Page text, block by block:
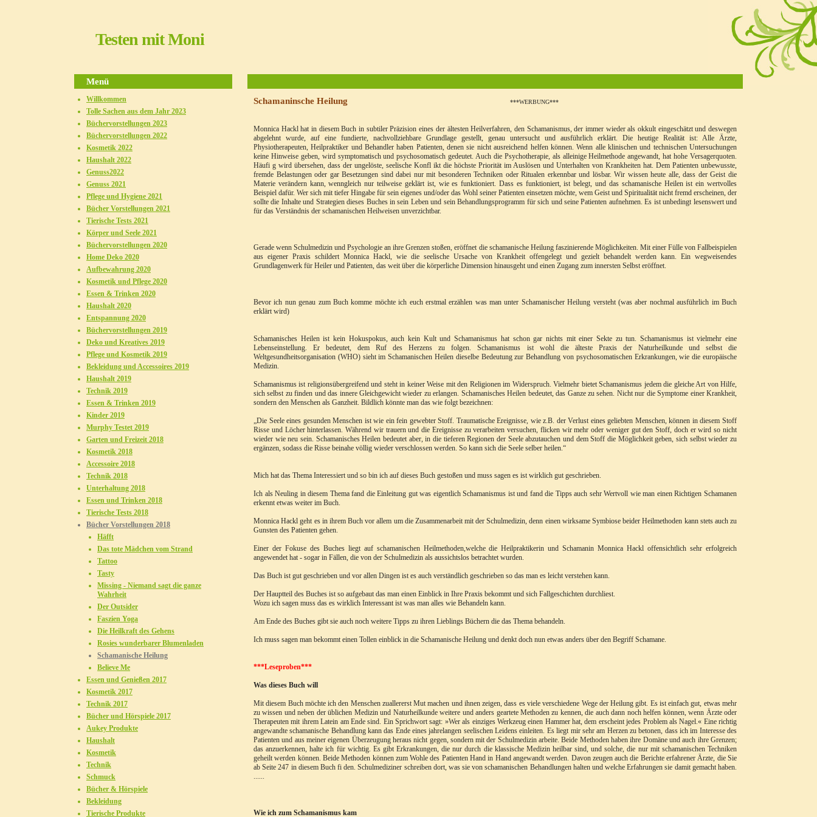
Testen mit Moni
Schamaninsche Heilung ***WERBUNG***
Monnica Hackl hat in diesem Buch in subtiler Präzision eines der ältesten Heilverfahren, den Schamanismus, der immer wieder als okkult eingeschätzt und deswegen
abgelehnt wurde, auf eine fundierte, nachvollziehbare Grundlage gestellt, genau untersucht und ausführlich erklärt. Die heutige Realität ist: Alle Ärzte,
Physiotherapeuten, Heilpraktiker und Behandler haben Patienten, denen sie nicht ausreichend helfen können. Wenn alle klinischen und technischen Untersuchungen
keine Hinweise geben, wird symptomatisch und psychosomatisch gedeutet. Auch die Psychotherapie, als alleinige Heilmethode angewandt, hat hohe Versagerquoten.
Häufi g wird übersehen, dass der ungelöste, seelische Konfl ikt die höchste Priorität im Auslösen und Unterhalten von Krankheiten hat. Dem Patienten unbewusste,
fremde Belastungen oder gar Besetzungen sind dabei nur mit besonderen Techniken oder Ritualen erkennbar und lösbar. Wir wissen heute alle, dass der Geist die
Materie verändern kann, wenngleich nur teilweise geklärt ist, wie es funktioniert. Dass es funktioniert, ist belegt, und das schamanische Heilen ist ein wertvolles
Beispiel dafür. Wer sich mit tiefer Hingabe für sein eigenes und/oder das Wohl seiner Patienten einsetzen möchte, wem Geist und Spiritualität nicht fremd erscheinen, der
sollte die Inhalte und Strategien dieses Buches in sein Leben und sein Behandlungsprogramm für sich und seine Patienten aufnehmen. Es ist unbedingt lesenswert und
für das Verständnis der schamanischen Heilweisen unverzichtbar.
Gerade wenn Schulmedizin und Psychologie an ihre Grenzen stoßen, eröffnet die schamanische Heilung faszinierende Möglichkeiten. Mit einer Fülle von Fallbeispielen
aus eigener Praxis schildert Monnica Hackl, wie die seelische Ursache von Krankheit offengelegt und gezielt behandelt werden kann. Ein wegweisendes
Grundlagenwerk für Heiler und Patienten, das weit über die körperliche Dimension hinausgeht und einen Zugang zum innersten Selbst eröffnet.
Bevor ich nun genau zum Buch komme möchte ich euch erstmal erzählen was man unter Schamanischer Heilung versteht (was aber nochmal ausführlich im Buch
erklärt wird)
Schamanisches Heilen ist kein Hokuspokus, auch kein Kult und Schamanismus hat schon gar nichts mit einer Sekte zu tun. Schamanismus ist vielmehr eine
Lebenseinstellung. Er bedeutet, dem Ruf des Herzens zu folgen. Schamanismus ist wohl die älteste Praxis der Naturheilkunde und selbst die
Weltgesundheitsorganisation (WHO) sieht im Schamanischen Heilen dieselbe Bedeutung zur Behandlung von psychosomatischen Erkrankungen, wie die europäische
Medizin.
Schamanismus ist religionsübergreifend und steht in keiner Weise mit den Religionen im Widerspruch. Vielmehr bietet Schamanismus jedem die gleiche Art von Hilfe,
sich selbst zu finden und das innere Gleichgewicht wieder zu erlangen. Schamanisches Heilen bedeutet, das Ganze zu sehen. Nicht nur die Symptome einer Krankheit,
sondern den Menschen als Ganzheit. Bildlich könnte man das wie folgt bezeichnen:
„Die Seele eines gesunden Menschen ist wie ein fein gewebter Stoff. Traumatische Ereignisse, wie z.B. der Verlust eines geliebten Menschen, können in diesem Stoff
Risse und Löcher hinterlassen. Während wir trauern und die Ereignisse zu verarbeiten versuchen, flicken wir mehr oder weniger gut den Stoff, doch er wird so nicht
wieder wie neu sein. Schamanisches Heilen bedeutet aber, in die tieferen Regionen der Seele abzutauchen und dem Stoff die Möglichkeit geben, sich selbst wieder zu
ergänzen, sodass die Risse beinahe völlig wieder verschlossen werden. So kann sich die Seele selber heilen.“
Mich hat das Thema Interessiert und so bin ich auf dieses Buch gestoßen und muss sagen es ist wirklich gut geschrieben.
Ich als Neuling in diesem Thema fand die Einleitung gut was eigentlich Schamanismus ist und fand die Tipps auch sehr Wertvoll wie man einen Richtigen Schamanen
erkennt etwas weiter im Buch.
Monnica Hackl geht es in ihrem Buch vor allem um die Zusammenarbeit mit der Schulmedizin, denn einen wirksame Symbiose beider Heilmethoden kann stets auch zu
Gunsten des Patienten gehen.
Einer der Fokuse des Buches liegt auf schamanischen Heilmethoden,welche die Heilpraktikerin und Schamanin Monnica Hackl offensichtlich sehr erfolgreich
angewendet hat - sogar in Fällen, die von der Schulmedizin als aussichtslos betrachtet wurden.
Das Buch ist gut geschrieben und vor allen Dingen ist es auch verständlich geschrieben so das man es leicht verstehen kann.
Der Hauptteil des Buches ist so aufgebaut das man einen Einblick in Ihre Praxis bekommt und sich Fallgeschichten durchliest.
Wozu ich sagen muss das es wirklich Interessant ist was man alles wie Behandeln kann.
Am Ende des Buches gibt sie auch noch weitere Tipps zu ihren Lieblings Büchern die das Thema behandeln.
Ich muss sagen man bekommt einen Tollen einblick in die Schamanische Heilung und denkt doch nun etwas anders über den Begriff Schamane.
***Leseproben***
Was dieses Buch will
Mit diesem Buch möchte ich den Menschen zuallererst Mut machen und ihnen zeigen, dass es viele verschiedene Wege der Heilung gibt. Es ist einfach gut, etwas mehr
zu wissen und neben der üblichen Medizin und Naturheilkunde weitere und anders geartete Methoden zu kennen, die auch dann noch helfen können, wenn Ärzte oder
Therapeuten mit ihrem Latein am Ende sind. Ein Sprichwort sagt: »Wer als einziges Werkzeug einen Hammer hat, dem erscheint jedes Problem als Nagel.« Eine richtig
angewandte schamanische Behandlung kann das Ende eines jahrelangen seelischen Leidens einleiten. Es liegt mir sehr am Herzen zu betonen, dass ich im Interesse des
Patienten und aus meiner eigenen Überzeugung heraus nicht gegen, sondern mit der Schulmedizin arbeite. Beide Methoden haben ihre Domäne und auch ihre Grenzen;
das anzuerkennen, halte ich für wichtig. Es gibt Erkrankungen, die nur durch die klassische Medizin heilbar sind, und solche, die nur mit schamanischen Techniken
geheilt werden können. Beide Methoden können zum Wohle des Patienten Hand in Hand angewandt werden. Davon zeugen auch die Berichte erfahrener Ärzte, die Sie
ab Seite 247 in diesem Buch fi den. Schulmediziner schreiben dort, was sie von schamanischen Behandlungen halten und welche Erfahrungen sie damit gemacht haben.
......
Wie ich zum Schamanismus kam
Menü
Willkommen
Tolle Sachen aus dem Jahr 2023
Büchervorstellungen 2023
Büchervorstellungen 2022
Kosmetik 2022
Haushalt 2022
Genuss2022
Genuss 2021
Pflege und Hygiene 2021
Bücher Vorstellungen 2021
Tierische Tests 2021
Körper und Seele 2021
Büchervorstellungen 2020
Home Deko 2020
Aufbewahrung 2020
Kosmetik und Pflege 2020
Essen & Trinken 2020
Haushalt 2020
Entspannung 2020
Büchervorstellungen 2019
Deko und Kreatives 2019
Pflege und Kosmetik 2019
Bekleidung und Accessoires 2019
Haushalt 2019
Technik 2019
Essen & Trinken 2019
Kinder 2019
Murphy Testet 2019
Garten und Freizeit 2018
Kosmetik 2018
Accessoire 2018
Technik 2018
Unterhaltung 2018
Essen und Trinken 2018
Tierische Tests 2018
Bücher Vorstellungen 2018
Häfft
Das tote Mädchen vom Strand
Tattoo
Tasty
Missing - Niemand sagt die ganze
Wahrheit
Der Outsider
Faszien Yoga
Die Heilkraft des Gehens
Rosies wunderbarer Blumenladen
Schamanische Heilung
Believe Me
Essen und Genießen 2017
Kosmetik 2017
Technik 2017
Bücher und Hörspiele 2017
Aukey Produkte
Haushalt
Kosmetik
Technik
Schmuck
Bücher & Hörspiele
Bekleidung
Tierische Produkte